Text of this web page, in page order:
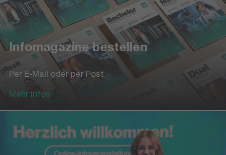
Infomagazine bestellen
Per E-Mail oder per Post
Mehr Infos